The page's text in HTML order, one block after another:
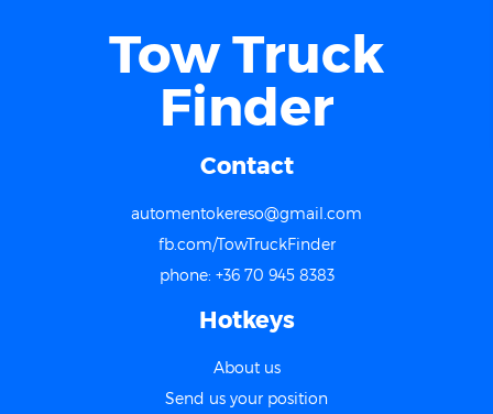
Tow Truck
Finder
Contact
automentokereso@gmail.com
fb.com/TowTruckFinder
phone: +36 70 945 8383
Hotkeys
About us
Send us your position